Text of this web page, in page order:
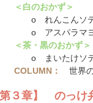
＜白のおかず＞
れんこんソテー /
アスパラマヨカ
＜茶・黒のおかず＞
まいたけソテー /
COLUMN：
世界
第３章】 のっけ